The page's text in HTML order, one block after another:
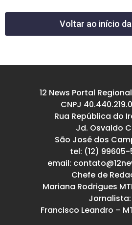
Voltar ao início
12 News Portal
CNPJ
Rua República do
Jd. Osvaldo
São José dos
tel: (12) 99605-
email:
Chefe de
Mariana Rodrigues
Jornalista:
Francisco Leandro –